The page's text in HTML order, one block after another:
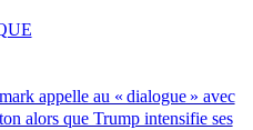
appelle au « dialogue » avec
alors que Trump intensifie ses